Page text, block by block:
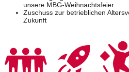
unsere MBG-Weihnachtsfeier
Zuschuss zur betrieblichen
Zukunft